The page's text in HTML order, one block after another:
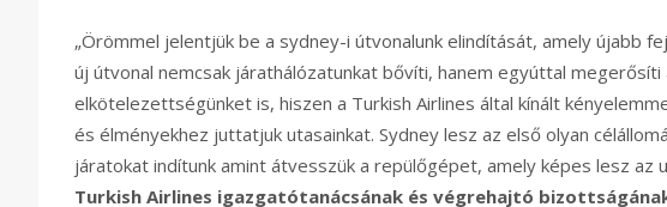
„Örömmel jelentjük be a sydney-i útvonalunk elindítását, amely újabb
új útvonal nemcsak járathálózatunkat bővíti, hanem egyúttal
elkötelezettségünket is, hiszen a Turkish Airlines által kínált
és élményekhez juttatjuk utasainkat. Sydney lesz az első olyan
járatokat indítunk amint átvesszük a repülőgépet, amely képes lesz az
Turkish Airlines igazgatótanácsának és végrehajtó